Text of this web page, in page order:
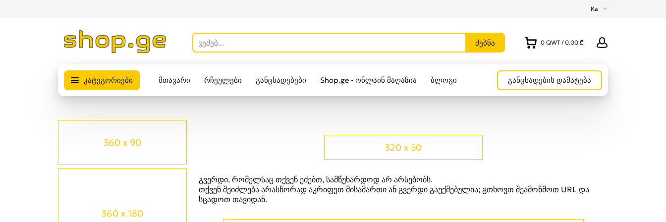
Ka
0 QWT / 0.00 ₾
კატეგორიები მთავარი რჩეულები განცხადებები Shop.ge - ონლაინ მაღაზია ბლოგი განცხადების დამატება
360 x 90
360 x 180
320 x 50
გვერდი, რომელსაც თქვენ ეძებთ, სამწუხარდოდ არ არსებობს.
თქვენ შეიძლება არასწორად აკრიფეთ მისამართი ან გვერდი გაუქმებულია; გთხოვთ შეამოწმოთ URL და
სცადოთ თავიდან.